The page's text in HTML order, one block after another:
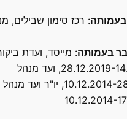
: רכז סימון שבילים,
בעמותה: מייסד, ועדת
28.12.2019-14.07.2020, ועד מנהל
10.12.2014-28.12.2019, יו"ר ועד מנהל
10.12.2014-